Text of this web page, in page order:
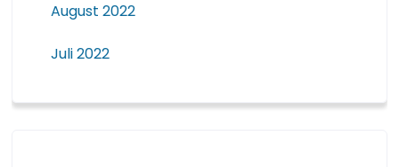
August 2022
Juli 2022